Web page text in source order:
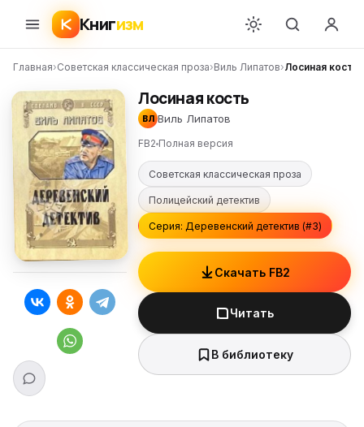
Книгизм
Главная›Советская классическая проза›Виль Липатов›Лосиная кость
Лосиная кость
ВЛ Виль Липатов
FB2 Полная версия
Советская классическая проза
Полицейский детектив
Серия: Деревенский детектив (#3)
Скачать FB2
Читать
В библиотеку